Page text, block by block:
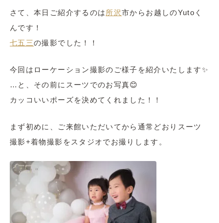
さて、本日ご紹介するのは 所沢市からお越しのYutoく
んです！
七五三の撮影でした！！
今回はローケーション撮影のご様子を紹介いたします✨
…と、その前にスーツでのお写真😊
カッコいいポーズを決めてくれました！！
まず初めに、ご来館いただいてから通常どおりスーツ
撮影+着物撮影をスタジオでお撮りします。